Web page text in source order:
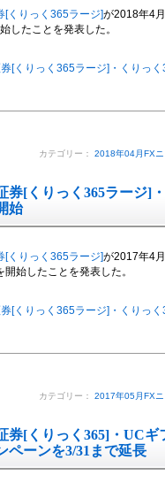
[くりっく365ラージ]が2018年4
したことを発表した。
[くりっく365ラージ]・くりっ
カテゴリー： 2018年04月FXニ
券[くりっく365ラージ]
始
[くりっく365ラージ]が2017年4
開始したことを発表した。
[くりっく365ラージ]・くりっ
カテゴリー： 2017年05月FXニ
券[くりっく365]・UCギ
ペーンを3/31まで延長